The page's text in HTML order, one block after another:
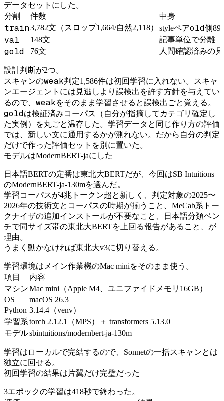
データセットにした。
分割
件数 中身
train3,782文（スロップ1,664/自然2,118） styleペアold側
val 148文 記事単位で分離
gold 76文 人間確認済みの
設計判断が2つ。
スキャンのweak判定1,586件は初回学習に入れない。スキャ
ンエージェントには見逃しより誤検出を許す方針を与えてい
るので、 weakをそのまま学習させると誤検出ごと覚える。
goldは検証済みコーパス（自分が指摘してカテゴリ確定し
た実例）を丸ごと温存した。学習データと同じ作り方の評価
では、新しい文に通用するかが測れない。だから自分の判定
だけで作った評価セットを別に置いた。
モデルはModernBERT-jaにした
日本語BERTの定番は東北大BERTだが、今回はSB Intuitions
のModernBERT-ja-130mを選んだ。
学習コーパスが4兆トークン超と新しく、判定対象の2025〜
2026年の技術文とコーパスの時期が揃うこと、MeCab系トー
クナイザの追加インストールが不要なこと、日本語分類ベン
チで同サイズ帯の東北大BERTを上回る報告があること、が
理由。
うまく動かなければ東北大v3に切り替える。
学習環境はメイン作業機のMac miniをそのまま使う。
項目
内容
マシンMac mini（Apple M4、ユニファイドメモリ16GB）
OS
macOS 26.3
Python 3.14.4（venv）
学習系torch 2.12.1（MPS）＋ transformers 5.13.0
モデルsbintuitions/modernbert-ja-130m
学習はローカルで完結するので、Sonnetの一括スキャンとは
独立に回せる。
初回学習の結果は片翼だけ完璧だった
3エポックの学習は418秒で終わった。